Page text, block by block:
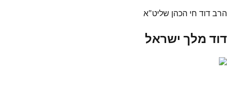
הרב דוד חי הכהן שליט"א
דוד מלך ישראל